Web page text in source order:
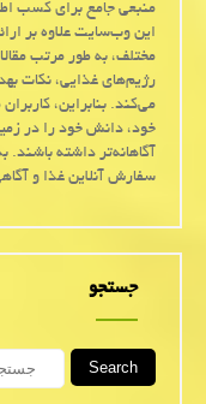
منبعی جامع برای کسب
این وب‌سایت علاوه بر
مختلف، به طور مرتب
رژیم‌های غذایی، نکات
می‌کند. بنابراین،
خود، دانش خود را در
آگاهانه‌تر داشته باشند.
سفارش آنلاین غذا و
جستجو
Search